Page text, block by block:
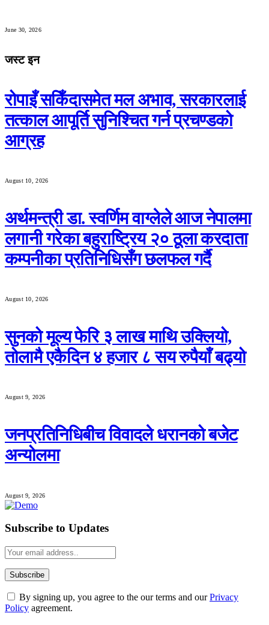
June 30, 2026
जस्ट इन
रोपाइँ सकिँदासमेत मल अभाव, सरकारलाई
तत्काल आपूर्ति सुनिश्चित गर्न प्रचण्डको
आग्रह
August 10, 2026
अर्थमन्त्री डा. स्वर्णिम वाग्लेले आज नेपालमा
लगानी गरेका बहुराष्ट्रिय २० ठूला करदाता
कम्पनीका प्रतिनिधिसँग छलफल गर्दै
August 10, 2026
सुनको मूल्य फेरि ३ लाख माथि उक्लियो,
तोलामै एकैदिन ४ हजार ८ सय रुपैयाँ बढ्यो
August 9, 2026
जनप्रतिनिधिबीच विवादले धरानको बजेट
अन्योलमा
August 9, 2026
Subscribe to Updates
By signing up, you agree to the our terms and ourPrivacy
Policy agreement.